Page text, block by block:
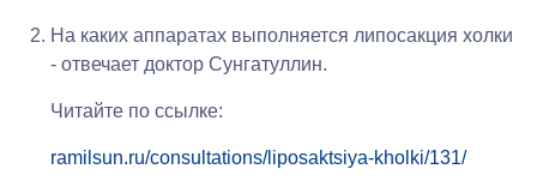
На каких аппаратах выполняется липосакция холки
- отвечает доктор Сунгатуллин.
Читайте по ссылке:
ramilsun.ru/consultations/liposaktsiya-kholki/131/